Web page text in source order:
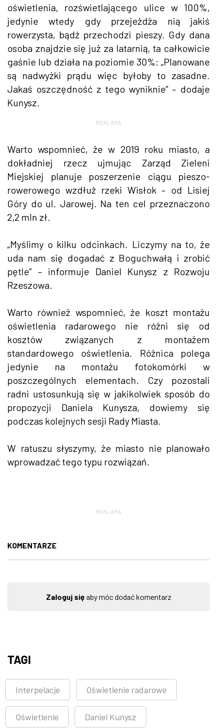
oświetlenia, rozświetlającego ulice w 100%,
jedynie wtedy gdy przejeżdża nią jakiś
rowerzysta, bądź przechodzi pieszy. Gdy dana
osoba znajdzie się już za latarnią, ta całkowicie
gaśnie lub działa na poziomie 30%: „Planowane
są nadwyżki prądu więc byłoby to zasadne.
Jakaś oszczędność z tego wyniknie” – dodaje
Kunysz.
REKLAMA
Warto wspomnieć, że w 2019 roku miasto, a
dokładniej rzecz ujmując Zarząd Zieleni
Miejskiej planuje poszerzenie ciągu pieszo-
rowerowego wzdłuż rzeki Wisłok – od Lisiej
Góry do ul. Jarowej. Na ten cel przeznaczono
2,2 mln zł.
„Myślimy o kilku odcinkach. Liczymy na to, że
uda nam się dogadać z Boguchwałą i zrobić
pętle” – informuje Daniel Kunysz z Rozwoju
Rzeszowa.
Warto również wspomnieć, że koszt montażu
oświetlenia radarowego nie różni się od
kosztów związanych z montażem
standardowego oświetlenia. Różnica polega
jedynie na montażu fotokomórki w
poszczególnych elementach. Czy pozostali
radni ustosunkują się w jakikolwiek sposób do
propozycji Daniela Kunysza, dowiemy się
podczas kolejnych sesji Rady Miasta.
W ratuszu słyszymy, że miasto nie planowało
wprowadzać tego typu rozwiązań.
REKLAMA
KOMENTARZE
Zaloguj sięaby móc dodać komentarz
TAGI
Interpelacje Oświetlenie radarowe
Oświetlenie Daniel Kunysz